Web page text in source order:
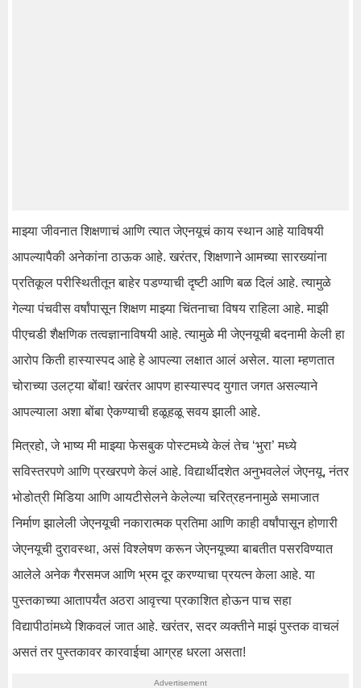
माझ्या जीवनात शिक्षणाचं आणि त्यात जेएनयूचं काय स्थान आहे याविषयी
आपल्यापैकी अनेकांना ठाऊक आहे. खरंतर, शिक्षणाने आमच्या सारख्यांना
प्रतिकूल परीस्थितीतून बाहेर पडण्याची दृष्टी आणि बळ दिलं आहे. त्यामुळे
गेल्या पंचवीस वर्षांपासून शिक्षण माझ्या चिंतनाचा विषय राहिला आहे. माझी
पीएचडी शैक्षणिक तत्वज्ञानाविषयी आहे. त्यामुळे मी जेएनयूची बदनामी केली हा
आरोप किती हास्यास्पद आहे हे आपल्या लक्षात आलं असेल. याला म्हणतात
चोराच्या उलट्या बोंबा! खरंतर आपण हास्यास्पद युगात जगत असल्याने
आपल्याला अशा बोंबा ऐकण्याची हळूहळू सवय झाली आहे.
मित्रहो, जे भाष्य मी माझ्या फेसबुक पोस्टमध्ये केलं तेच ‘भुरा’ मध्ये
सविस्तरपणे आणि प्रखरपणे केलं आहे. विद्यार्थीदशेत अनुभवलेलं जेएनयू, नंतर
भोडोत्री मिडिया आणि आयटीसेलने केलेल्या चरित्रहननामुळे समाजात
निर्माण झालेली जेएनयूची नकारात्मक प्रतिमा आणि काही वर्षांपासून होणारी
जेएनयूची दुरावस्था, असं विश्लेषण करून जेएनयूच्या बाबतीत पसरविण्यात
आलेले अनेक गैरसमज आणि भ्रम दूर करण्याचा प्रयत्न केला आहे. या
पुस्तकाच्या आतापर्यंत अठरा आवृत्त्या प्रकाशित होऊन पाच सहा
विद्यापीठांमध्ये शिकवलं जात आहे. खरंतर, सदर व्यक्तीने माझं पुस्तक वाचलं
असतं तर पुस्तकावर कारवाईचा आग्रह धरला असता!